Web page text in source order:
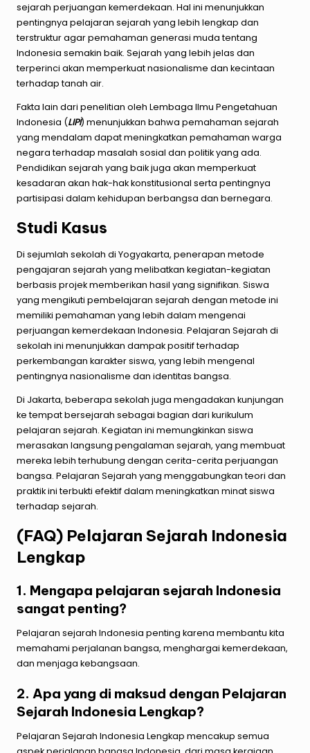
sejarah perjuangan kemerdekaan. Hal ini menunjukkan
pentingnya pelajaran sejarah yang lebih lengkap dan
terstruktur agar pemahaman generasi muda tentang
Indonesia semakin baik. Sejarah yang lebih jelas dan
terperinci akan memperkuat nasionalisme dan kecintaan
terhadap tanah air.
Fakta lain dari penelitian oleh Lembaga Ilmu Pengetahuan
Indonesia (LIPI) menunjukkan bahwa pemahaman sejarah
yang mendalam dapat meningkatkan pemahaman warga
negara terhadap masalah sosial dan politik yang ada.
Pendidikan sejarah yang baik juga akan memperkuat
kesadaran akan hak-hak konstitusional serta pentingnya
partisipasi dalam kehidupan berbangsa dan bernegara.
Studi Kasus
Di sejumlah sekolah di Yogyakarta, penerapan metode
pengajaran sejarah yang melibatkan kegiatan-kegiatan
berbasis projek memberikan hasil yang signifikan. Siswa
yang mengikuti pembelajaran sejarah dengan metode ini
memiliki pemahaman yang lebih dalam mengenai
perjuangan kemerdekaan Indonesia. Pelajaran Sejarah di
sekolah ini menunjukkan dampak positif terhadap
perkembangan karakter siswa, yang lebih mengenal
pentingnya nasionalisme dan identitas bangsa.
Di Jakarta, beberapa sekolah juga mengadakan kunjungan
ke tempat bersejarah sebagai bagian dari kurikulum
pelajaran sejarah. Kegiatan ini memungkinkan siswa
merasakan langsung pengalaman sejarah, yang membuat
mereka lebih terhubung dengan cerita-cerita perjuangan
bangsa. Pelajaran Sejarah yang menggabungkan teori dan
praktik ini terbukti efektif dalam meningkatkan minat siswa
terhadap sejarah.
(FAQ) Pelajaran Sejarah Indonesia
Lengkap
1. Mengapa pelajaran sejarah Indonesia
sangat penting?
Pelajaran sejarah Indonesia penting karena membantu kita
memahami perjalanan bangsa, menghargai kemerdekaan,
dan menjaga kebangsaan.
2. Apa yang di maksud dengan Pelajaran
Sejarah Indonesia Lengkap?
Pelajaran Sejarah Indonesia Lengkap mencakup semua